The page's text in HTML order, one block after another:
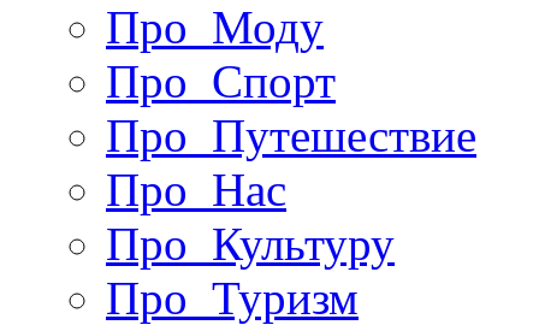
Про_Моду
Про_Спорт
Про_Путешествие
Про_Нас
Про_Культуру
Про_Туризм